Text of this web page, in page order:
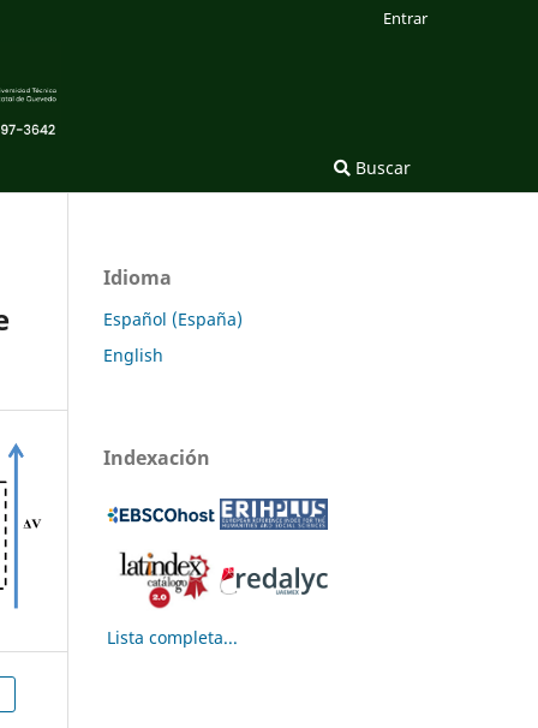
Buscar
Entrar
Idioma
Español (España)
English
Indexación
Lista completa...